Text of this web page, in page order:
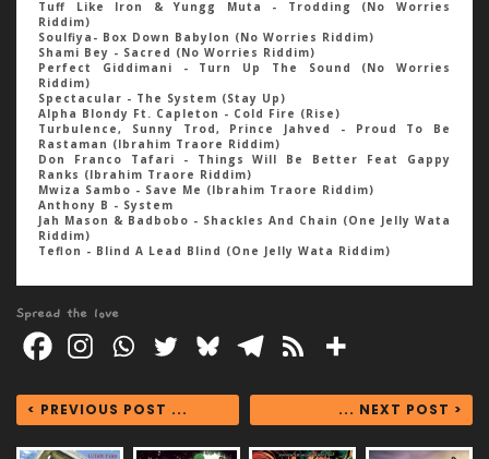
Tuff Like Iron & Yungg Muta - Trodding (No Worries
Riddim)
Soulfiya- Box Down Babylon (No Worries Riddim)
Shami Bey - Sacred (No Worries Riddim)
Perfect Giddimani - Turn Up The Sound (No Worries
Riddim)
Spectacular - The System (Stay Up)
Alpha Blondy Ft. Capleton - Cold Fire (Rise)
Turbulence, Sunny Trod, Prince Jahved - Proud To Be
Rastaman (Ibrahim Traore Riddim)
Don Franco Tafari - Things Will Be Better Feat Gappy
Ranks (Ibrahim Traore Riddim)
Mwiza Sambo - Save Me (Ibrahim Traore Riddim)
Anthony B - System
Jah Mason & Badbobo - Shackles And Chain (One Jelly Wata
Riddim)
Teflon - Blind A Lead Blind (One Jelly Wata Riddim)
Spread the love
< PREVIOUS POST ... ... NEXT POST >